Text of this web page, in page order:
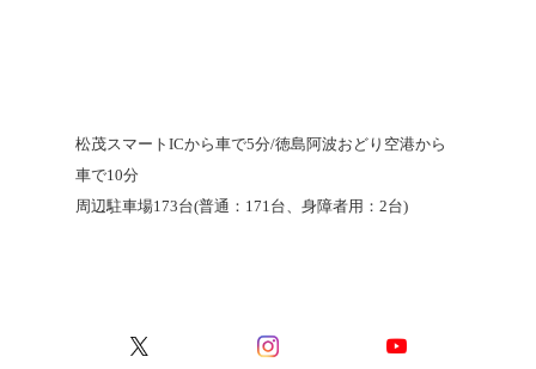
松茂スマートICから車で5分/徳島阿波おどり空港から
車で10分
周辺駐車場173台(普通：171台、身障者用：2台)